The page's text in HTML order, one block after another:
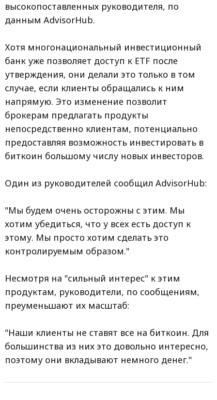
высокопоставленных руководителя, по
данным AdvisorHub.
Хотя многонациональный инвестиционный
банк уже позволяет доступ к ETF после
утверждения, они делали это только в том
случае, если клиенты обращались к ним
напрямую. Это изменение позволит
брокерам предлагать продукты
непосредственно клиентам, потенциально
предоставляя возможность инвестировать в
биткоин большому числу новых инвесторов.
Один из руководителей сообщил AdvisorHub:
"Мы будем очень осторожны с этим. Мы
хотим убедиться, что у всех есть доступ к
этому. Мы просто хотим сделать это
контролируемым образом."
Несмотря на "сильный интерес" к этим
продуктам, руководители, по сообщениям,
преуменьшают их масштаб:
"Наши клиенты не ставят все на биткоин. Для
большинства из них это довольно интересно,
поэтому они вкладывают немного денег."